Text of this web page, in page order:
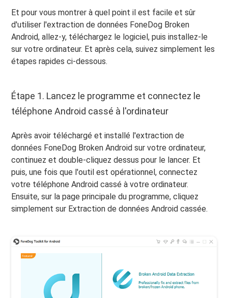
Et pour vous montrer à quel point il est facile et sûr
d'utiliser l'extraction de données FoneDog Broken
Android, allez-y, téléchargez le logiciel, puis installez-le
sur votre ordinateur. Et après cela, suivez simplement les
étapes rapides ci-dessous.
Étape 1. Lancez le programme et connectez le
téléphone Android cassé à l'ordinateur
Après avoir téléchargé et installé l'extraction de
données FoneDog Broken Android sur votre ordinateur,
continuez et double-cliquez dessus pour le lancer. Et
puis, une fois que l'outil est opérationnel, connectez
votre téléphone Android cassé à votre ordinateur.
Ensuite, sur la page principale du programme, cliquez
simplement sur Extraction de données Android cassée.